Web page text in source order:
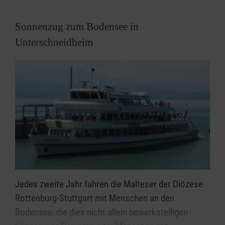
Landes- und Diözesanwettbewerbe der Malteser
sonstige interne Übungen
Sonnenzug zum Bodensee in
Unterschneidheim
Jedes zweite Jahr fahren die Malteser der Diözese
Rottenburg-Stuttgart mit Menschen an den
Bodensee, die dies nicht allein bewerkstelligen